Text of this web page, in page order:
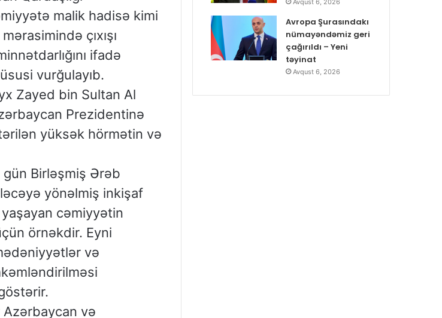
malik hadisə kimi
çıxışı
ifadə
vurğulayıb.
Zayed bin Sultan Al
Prezidentinə
yüksək hörmətin və
Birləşmiş Ərəb
yönəlmiş inkişaf
cəmiyyətin
örnəkdir. Eyni
və
Azərbaycan və
Avqust 6, 2026
Avropa Şurasındakı
nümayəndəmiz geri
çağırıldı – Yeni
təyinat
Avqust 6, 2026